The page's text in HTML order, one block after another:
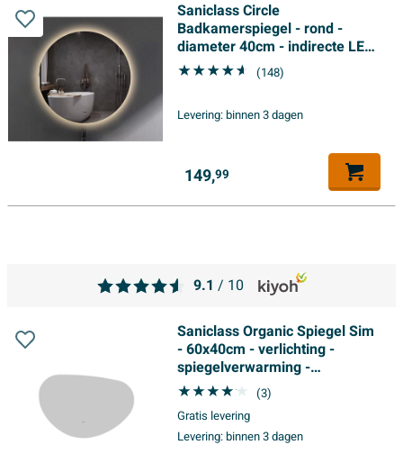
Saniclass Circle
Badkamerspiegel - rond -
diameter 40cm - indirecte LED
verlichting - infrarood
schakelaar
(148)
Levering:binnen 3 dagen
149,99
Saniclass Organic Spiegel Sim
- 60x40cm - verlichting -
spiegelverwarming -
horizontaal/verticaal -
(3)
Gratis levering
Levering:binnen 3 dagen
9.1 / 10